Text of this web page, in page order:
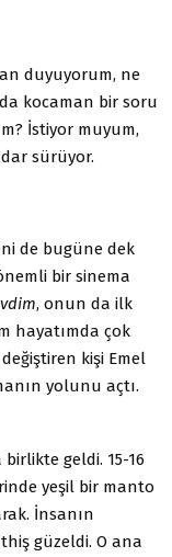
duyuyorum, ne
kocaman bir soru
İstiyor muyum,
sürüyor.
de bugüne dek
bir sinema
, onun da ilk
hayatımda çok
kişi Emel
yolunu açtı.
birlikte geldi. 15-16
yeşil bir manto
İnsanın
güzeldi. O ana